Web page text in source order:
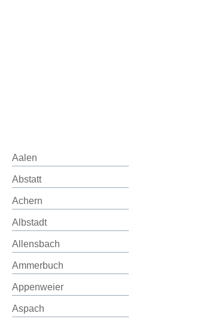
Aalen
Abstatt
Achern
Albstadt
Allensbach
Ammerbuch
Appenweier
Aspach